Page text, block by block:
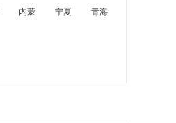
内蒙 宁夏
青海